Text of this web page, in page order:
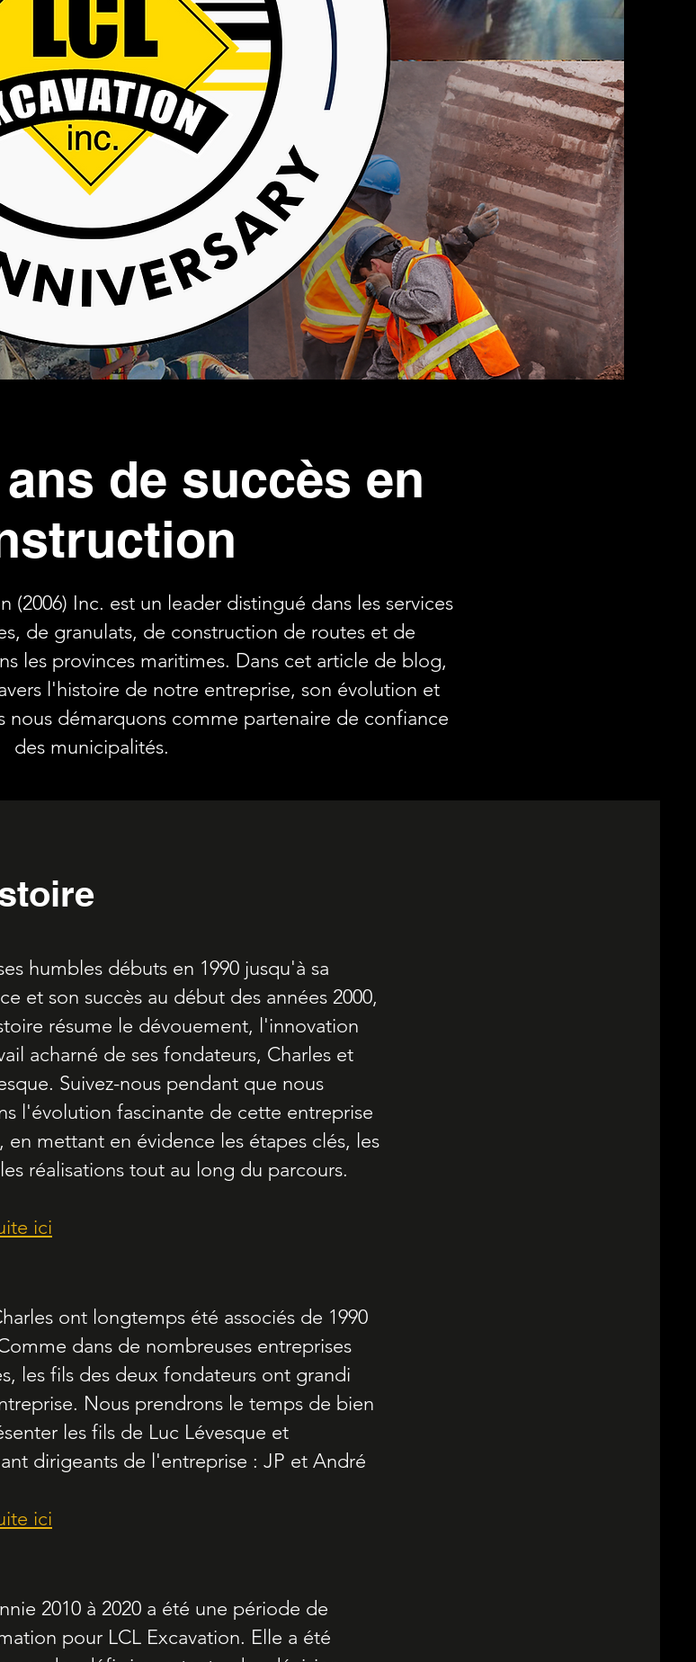
de succès en
(2006) Inc. est un leader distingué dans les services
de granulats, de construction de routes et de
les provinces maritimes. Dans cet article de blog,
l'histoire de notre entreprise, son évolution et
nous démarquons comme partenaire de confiance
des municipalités.
humbles débuts en 1990 jusqu'à sa
et son succès au début des années 2000,
résume le dévouement, l'innovation
acharné de ses fondateurs, Charles et
Suivez-nous pendant que nous
l'évolution fascinante de cette entreprise
en mettant en évidence les étapes clés, les
réalisations tout au long du parcours.
ici
ont longtemps été associés de 1990
dans de nombreuses entreprises
les fils des deux fondateurs ont grandi
Nous prendrons le temps de bien
les fils de Luc Lévesque et
dirigeants de l'entreprise : JP et André
ici
2010 à 2020 a été une période de
pour LCL Excavation. Elle a été